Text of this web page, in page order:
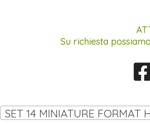
Su richiesta
SET 14 MINIATURE FORMAT